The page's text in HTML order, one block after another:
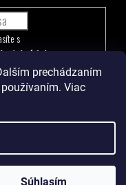
prechádzaním
Viac
Súhlasím
údajov